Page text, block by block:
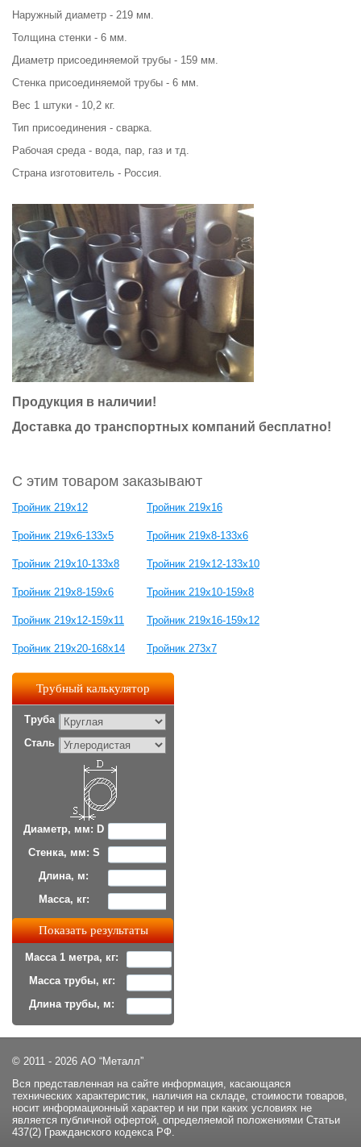
Наружный диаметр - 219 мм.
Толщина стенки - 6 мм.
Диаметр присоединяемой трубы - 159 мм.
Стенка присоединяемой трубы - 6 мм.
Вес 1 штуки - 10,2 кг.
Тип присоединения - сварка.
Рабочая среда - вода, пар, газ и тд.
Страна изготовитель - Россия.
Продукция в наличии!
Доставка до транспортных компаний бесплатно!
С этим товаром заказывают
Тройник 219х12 Тройник 219х16
Тройник 219х6-133х5 Тройник 219х8-133х6
Тройник 219х10-133х8 Тройник 219х12-133х10
Тройник 219х8-159х6 Тройник 219х10-159х8
Тройник 219х12-159х11 Тройник 219х16-159х12
Тройник 219х20-168х14 Тройник 273х7
Трубный калькулятор
Труба
Сталь
Диаметр, мм: D
Стенка, мм: S
Длина, м:
Масса, кг:
Масса 1 метра, кг:
Масса трубы, кг:
Длина трубы, м:
© 2011 - 2026 АО “Металл”
Вся представленная на сайте информация, касающаяся
технических характеристик, наличия на складе, стоимости товаров,
носит информационный характер и ни при каких условиях не
является публичной офертой, определяемой положениями Статьи
437(2) Гражданского кодекса РФ.